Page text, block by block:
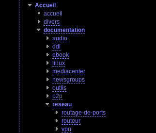
Accueil
accueil
divers
documentation
audio
ddl
ebook
linux
mediacenter
newsgroups
outils
p2p
reseau
routage-de-ports
routeur
vpn